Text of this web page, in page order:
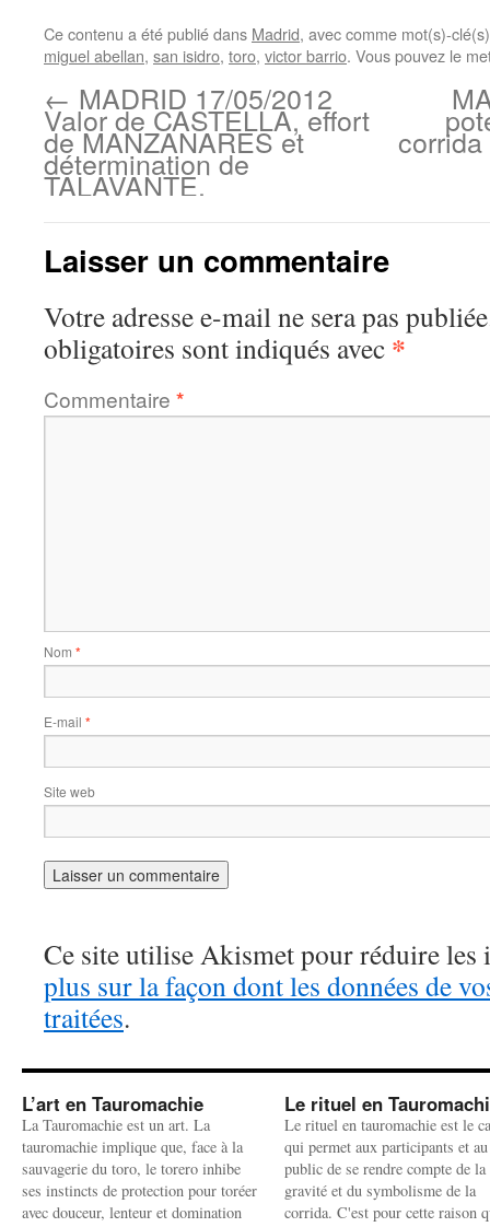
Ce contenu a été publié dans Madrid, avec comme mot(s)-
miguel abellan, san isidro, toro, victor barrio. Vous pouvez le
← MADRID 17/05/2012
Valor de CASTELLA, effort
de MANZANARES et
détermination de
TALAVANTE.
Laisser un commentaire
Votre adresse e-mail ne sera pas
obligatoires sont indiqués avec *
Commentaire *
Nom *
E-mail *
Site web
Ce site utilise Akismet pour réduire les
plus sur la façon dont les données de
traitées.
L’art en Tauromachie
La Tauromachie est un art. La
tauromachie implique que, face à la
sauvagerie du toro, le torero inhibe
ses instincts de protection pour toréer
avec douceur, lenteur et domination
Le rituel en
Le rituel en tauromachie est le
qui permet aux participants et au
public de se rendre compte de la
gravité et du symbolisme de la
corrida. C'est pour cette raison